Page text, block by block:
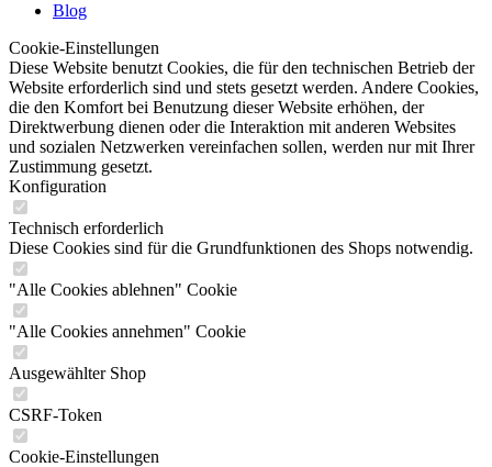
Blog
Cookie-Einstellungen
Diese Website benutzt Cookies, die für den technischen Betrieb der
Website erforderlich sind und stets gesetzt werden. Andere Cookies,
die den Komfort bei Benutzung dieser Website erhöhen, der
Direktwerbung dienen oder die Interaktion mit anderen Websites
und sozialen Netzwerken vereinfachen sollen, werden nur mit Ihrer
Zustimmung gesetzt.
Konfiguration
Technisch erforderlich
Diese Cookies sind für die Grundfunktionen des Shops notwendig.
"Alle Cookies ablehnen" Cookie
"Alle Cookies annehmen" Cookie
Ausgewählter Shop
CSRF-Token
Cookie-Einstellungen